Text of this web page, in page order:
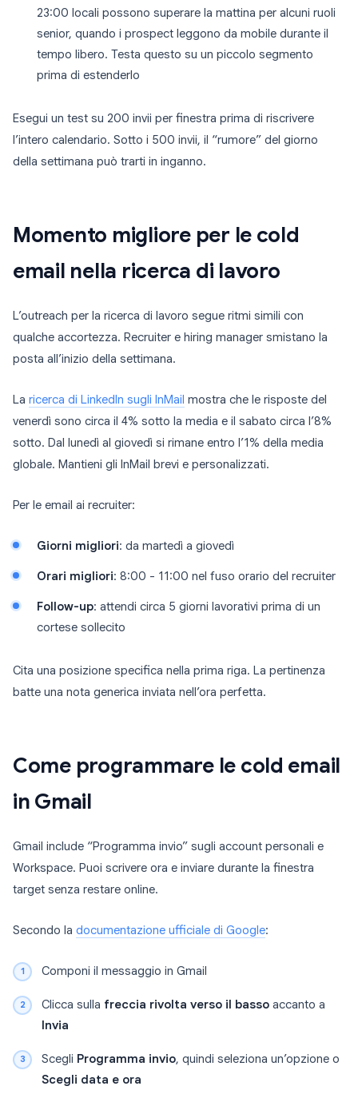
23:00 locali possono superare la mattina per alcuni ruoli
senior, quando i prospect leggono da mobile durante il
tempo libero. Testa questo su un piccolo segmento
prima di estenderlo
Esegui un test su 200 invii per finestra prima di riscrivere
l’intero calendario. Sotto i 500 invii, il “rumore” del giorno
della settimana può trarti in inganno.
Momento migliore per le cold
email nella ricerca di lavoro
L’outreach per la ricerca di lavoro segue ritmi simili con
qualche accortezza. Recruiter e hiring manager smistano la
posta all’inizio della settimana.
La ricerca di LinkedIn sugli InMail mostra che le risposte del
venerdì sono circa il 4% sotto la media e il sabato circa l’8%
sotto. Dal lunedì al giovedì si rimane entro l’1% della media
globale. Mantieni gli InMail brevi e personalizzati.
Per le email ai recruiter:
Giorni migliori: da martedì a giovedì
Orari migliori: 8:00 - 11:00 nel fuso orario del recruiter
Follow-up: attendi circa 5 giorni lavorativi prima di un
cortese sollecito
Cita una posizione specifica nella prima riga. La pertinenza
batte una nota generica inviata nell’ora perfetta.
Come programmare le cold email
in Gmail
Gmail include “Programma invio” sugli account personali e
Workspace. Puoi scrivere ora e inviare durante la finestra
target senza restare online.
Secondo la documentazione ufficiale di Google:
Componi il messaggio in Gmail
Clicca sulla freccia rivolta verso il basso accanto a
Invia
Scegli Programma invio, quindi seleziona un’opzione o
Scegli data e ora